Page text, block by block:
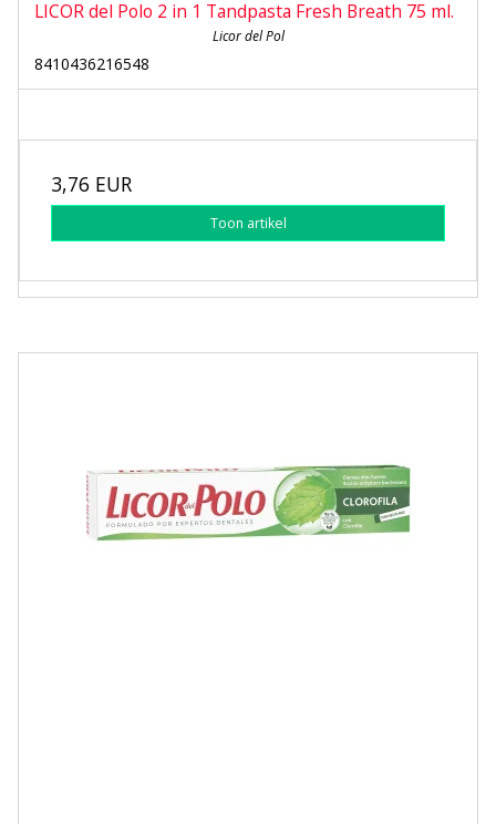
LICOR del Polo 2 in 1 Tandpasta Fresh Breath 75 ml.
Licor del Pol
8410436216548
3,76 EUR
Toon artikel